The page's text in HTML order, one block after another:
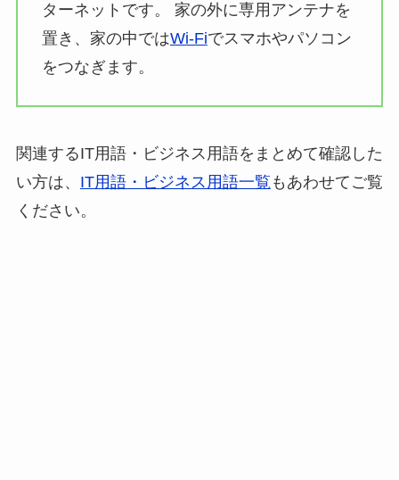
ターネットです。 家の外に専用アンテナを
置き、家の中ではWi-Fiでスマホやパソコン
をつなぎます。
関連するIT用語・ビジネス用語をまとめて確認した
い方は、 IT用語・ビジネス用語一覧 もあわせてご覧
ください。